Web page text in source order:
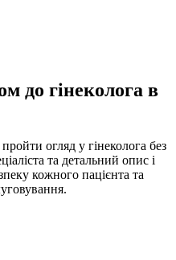
до гінеколога в
огляд у гінеколога без
та детальний опис і
кожного пацієнта та